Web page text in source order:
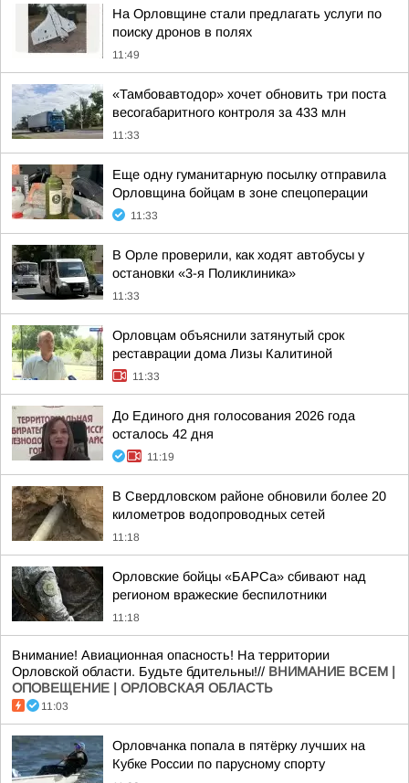
На Орловщине стали предлагать услуги по
поиску дронов в полях
11:49
«Тамбовавтодор» хочет обновить три поста
весогабаритного контроля за 433 млн
11:33
Еще одну гуманитарную посылку отправила
Орловщина бойцам в зоне спецоперации
11:33
В Орле проверили, как ходят автобусы у
остановки «3-я Поликлиника»
11:33
Орловцам объяснили затянутый срок
реставрации дома Лизы Калитиной
11:33
До Единого дня голосования 2026 года
осталось 42 дня
11:19
В Свердловском районе обновили более 20
километров водопроводных сетей
11:18
Орловские бойцы «БАРСа» сбивают над
регионом вражеские беспилотники
11:18
Внимание! Авиационная опасность! На территории
Орловской области. Будьте бдительны!// ВНИМАНИЕ ВСЕМ |
ОПОВЕЩЕНИЕ | ОРЛОВСКАЯ ОБЛАСТЬ
11:03
Орловчанка попала в пятёрку лучших на
Кубке России по парусному спорту